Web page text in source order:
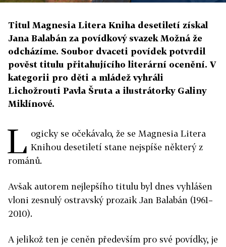
Titul Magnesia Litera Kniha desetiletí získal
Jana Balabán za povídkový svazek Možná že
odcházíme. Soubor dvaceti povídek potvrdil
pověst titulu přitahujícího literární ocenění. V
kategorii pro děti a mládež vyhráli
Lichožrouti Pavla Šruta a ilustrátorky Galiny
Miklínové.
L ogicky se očekávalo, že se Magnesia Litera
Knihou desetiletí stane nejspíše některý z
románů.
Avšak autorem nejlepšího titulu byl dnes vyhlášen
vloni zesnulý ostravský prozaik Jan Balabán (1961–
2010).
A jelikož ten je ceněn především pro své povídky, je